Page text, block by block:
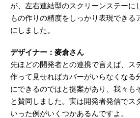
が、左右連結型のスクリーンステーに
もの作りの精度をしっかり表現できる
にしました。
デザイナー：麥倉さん
先ほどの開発者との連携で言えば、ス
作って見せればカバーがいらなくなる
にできるのではと提案があり、我々も
と賛同しました。実は開発者発信でス
いった例がいくつかあるんですよ。